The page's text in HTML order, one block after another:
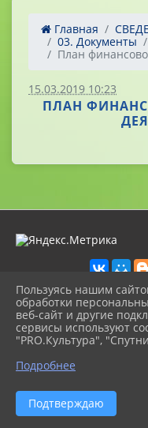
Главная
03. Документы
План
15.03.2019 10:23
ПЛАН
2026 г. volschool12.ru
Вход
Карта сайта
Политика обработки
Сделано на KubCMS
Разработка и поддержка
Пользуясь нашим
обработки
веб-сайт и другие
сервисы используют
"PRO.Культура",
Подробнее
Подтверждаю